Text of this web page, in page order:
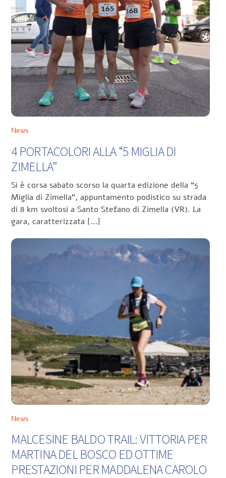
News
4 PORTACOLORI ALLA “5 MIGLIA DI
ZIMELLA”
Si è corsa sabato scorso la quarta edizione della “5
Miglia di Zimella”, appuntamento podistico su strada
di 8 km svoltosi a Santo Stefano di Zimella (VR). La
gara, caratterizzata […]
News
MALCESINE BALDO TRAIL: VITTORIA PER
MARTINA DEL BOSCO ED OTTIME
PRESTAZIONI PER MADDALENA CAROLO